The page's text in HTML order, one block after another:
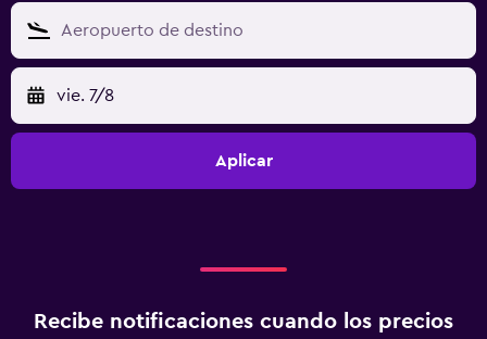
vie. 7/8
Aplicar
Recibe notificaciones cuando los precios